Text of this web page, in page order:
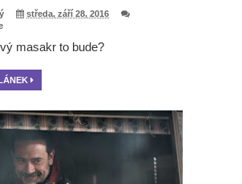
středa, září 28, 2016
masakr to bude?